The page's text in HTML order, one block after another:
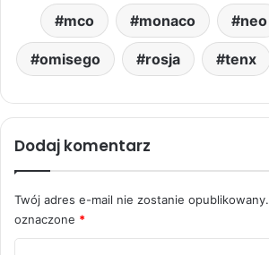
mco monaco neo
omisego rosja tenx
Dodaj komentarz
Twój adres e-mail nie zostanie opublikowany.
oznaczone *